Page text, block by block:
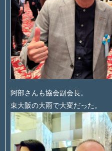
阿部さんも協会副会長。
東大阪の大雨で大変だった。